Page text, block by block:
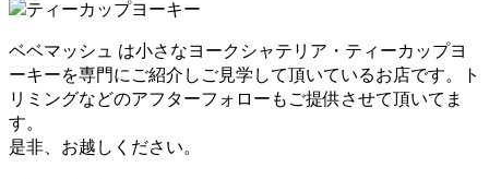
も安心してお迎えいただけます。ヨークシャーテリアのご
購入をお考えの際は、是非当店にご相談下さい。
2021.1.31
ヨークシャーテリアのご購入をお考えの際は、しっかり育
成としつけを行い、愛情たっぷりに接しているブリーダー
ベベマッシュ は小さなヨークシャテリア・ティーカップヨ
ーキーを専門にご紹介しご見学して頂いているお店です。ト
リミングなどのアフターフォローもご提供させて頂いてま
す。
是非、お越しください。